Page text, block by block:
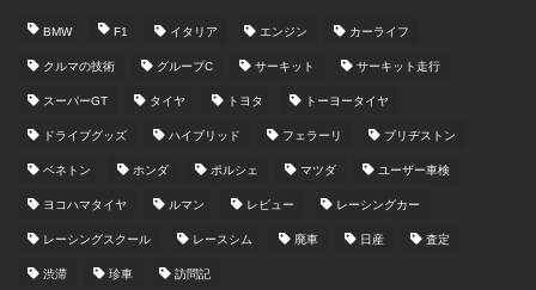
BMW F1 イタリア エンジン カーライフ
クルマの技術 グループC サーキット サーキット走行
スーパーGT タイヤ トヨタ トーヨータイヤ
ドライブグッズ ハイブリッド フェラーリ ブリヂストン
ベネトン ホンダ ポルシェ マツダ ユーザー車検
ヨコハマタイヤ ルマン レビュー レーシングカー
レーシングスクール レースシム 廃車 日産 査定
渋滞 珍車 訪問記